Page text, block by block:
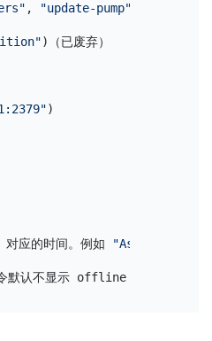
, "update-pump"
)（已废弃）
)
应的时间。例如 "Asia/Shanghai"